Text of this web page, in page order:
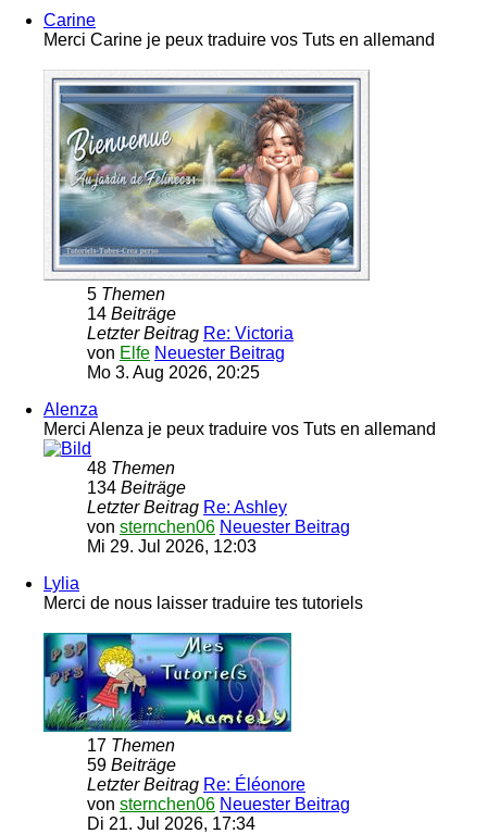
Carine
Merci Carine je peux traduire vos Tuts en allemand
5 Themen
14 Beiträge
Letzter Beitrag Re: Victoria
von Elfe Neuester Beitrag
Mo 3. Aug 2026, 20:25
Alenza
Merci Alenza je peux traduire vos Tuts en allemand
48 Themen
134 Beiträge
Letzter Beitrag Re: Ashley
von sternchen06 Neuester Beitrag
Mi 29. Jul 2026, 12:03
Lylia
Merci de nous laisser traduire tes tutoriels
17 Themen
59 Beiträge
Letzter Beitrag Re: Éléonore
von sternchen06 Neuester Beitrag
Di 21. Jul 2026, 17:34